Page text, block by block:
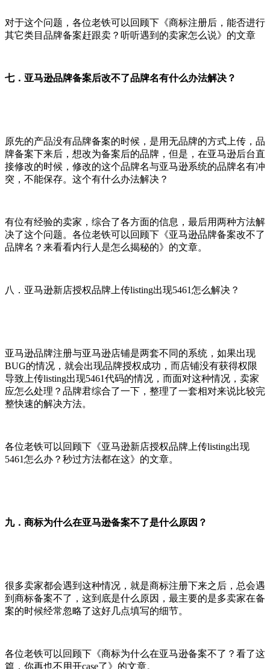
对于这个问题，各位老铁可以回顾下《商标注册后，能否进行
其它类目品牌备案赶跟卖？听听遇到的卖家怎么说》的文章
七．亚马逊品牌备案后改不了品牌名有什么办法解决？
原先的产品没有品牌备案的时候，是用无品牌的方式上传，品
牌备案下来后，想改为备案后的品牌，但是，在亚马逊后台直
接修改的时候，修改的这个品牌名与亚马逊系统的品牌名有冲
突，不能保存。这个有什么办法解决？
有位有经验的卖家，综合了各方面的信息，最后用两种方法解
决了这个问题。各位老铁可以回顾下《亚马逊品牌备案改不了
品牌名？来看看内行人是怎么揭秘的》的文章。
八．亚马逊新店授权品牌上传listing出现5461怎么解决？
亚马逊品牌注册与亚马逊店铺是两套不同的系统，如果出现
BUG的情况，就会出现品牌授权成功，而店铺没有获得权限
导致上传listing出现5461代码的情况，而面对这种情况，卖家
应怎么处理？品牌君综合了一下，整理了一套相对来说比较完
整快速的解决方法。
各位老铁可以回顾下《亚马逊新店授权品牌上传listing出现
5461怎么办？秒过方法都在这》的文章。
九．商标为什么在亚马逊备案不了是什么原因？
很多卖家都会遇到这种情况，就是商标注册下来之后，总会遇
到商标备案不了，这到底是什么原因，最主要的是多卖家在备
案的时候经常忽略了这好几点填写的细节。
各位老铁可以回顾下《商标为什么在亚马逊备案不了？看了这
篇，你再也不用开case了》的文章。